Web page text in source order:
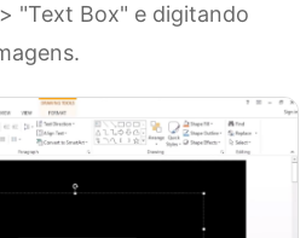
"Text Box" e digitando